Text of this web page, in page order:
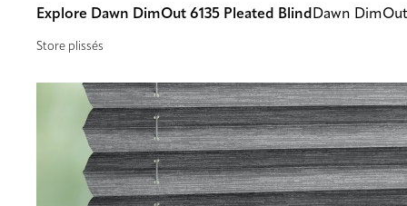
Explore Dawn DimOut 6135 Pleated Blind Dawn
Store plissés